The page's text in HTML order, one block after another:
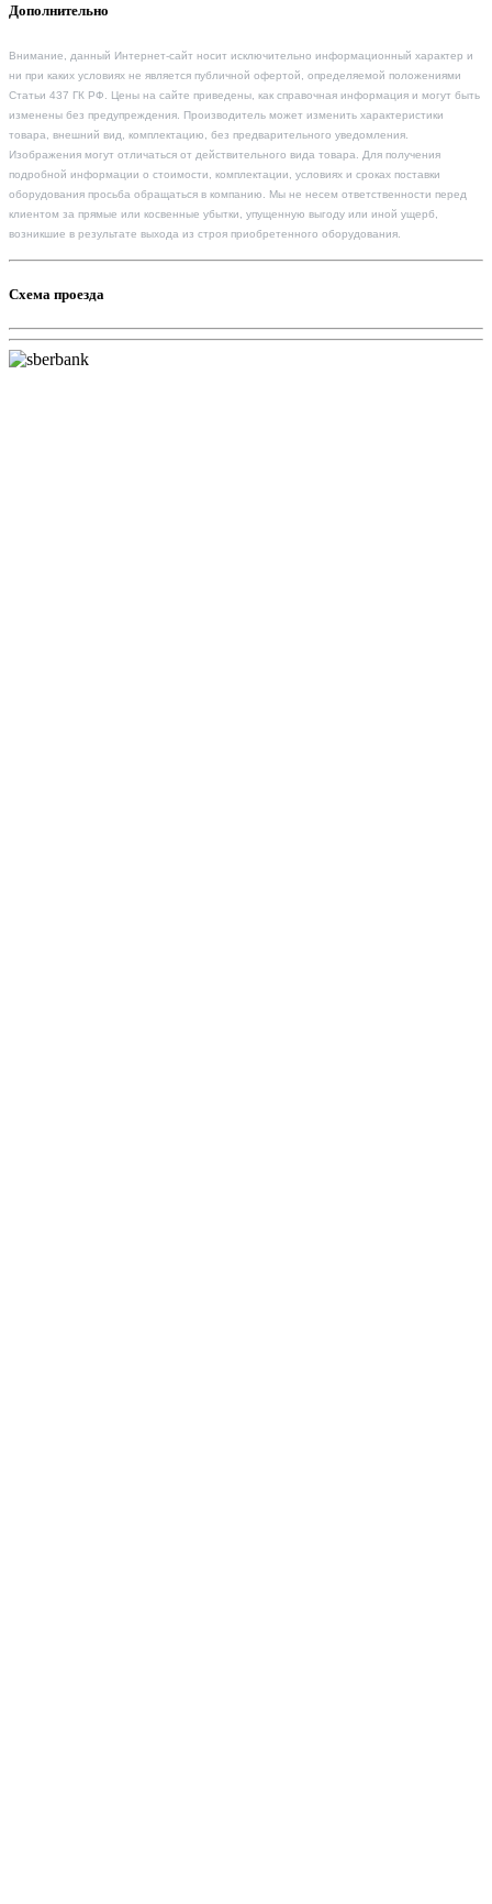
Дополнительно
Внимание, данный Интернет-сайт носит исключительно информационный характер и
ни при каких условиях не является публичной офертой, определяемой положениями
Статьи 437 ГК РФ. Цены на сайте приведены, как справочная информация и могут быть
изменены без предупреждения. Производитель может изменить характеристики
товара, внешний вид, комплектацию, без предварительного уведомления.
Изображения могут отличаться от действительного вида товара. Для получения
подробной информации о стоимости, комплектации, условиях и сроках поставки
оборудования просьба обращаться в компанию. Мы не несем ответственности перед
клиентом за прямые или косвенные убытки, упущенную выгоду или иной ущерб,
возникшие в результате выхода из строя приобретенного оборудования.
Схема проезда